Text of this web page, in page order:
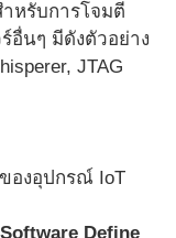
หรับการโจมตี
อื่นๆ มีดังตัวอย่าง
JTAG
องอุปกรณ์ IoT
Define